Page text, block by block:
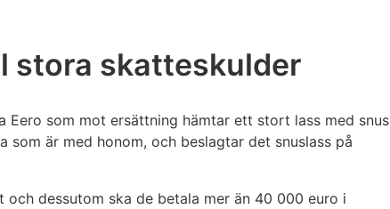
stora skatteskulder
som mot ersättning hämtar ett stort lass med snus
som är med honom, och beslagtar det snuslass på
dessutom ska de betala mer än 40 000 euro i